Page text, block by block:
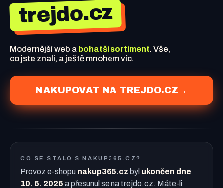
trejdo.cz
Modernější web a bohatší sortiment. Vše,
co jste znali, a ještě mnohem víc.
NAKUPOVAT NA TREJDO.CZ →
CO SE STALO S NAKUP365.CZ?
Provoz e-shopu nakup365.cz byl ukončen dne
10. 6. 2026 a přesunul se na trejdo.cz. Máte-li